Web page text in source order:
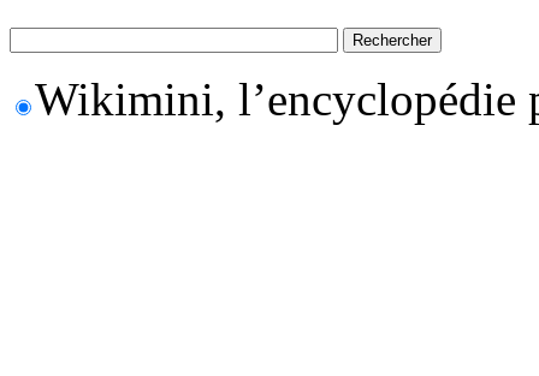
Wikimini, l’encyclopédie